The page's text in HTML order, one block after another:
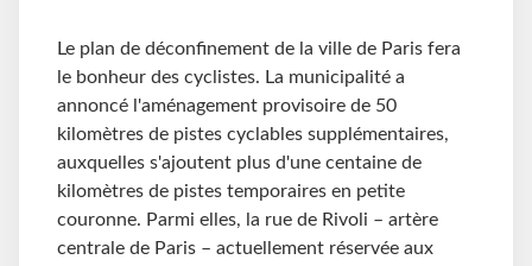
Le plan de déconfinement de la ville de Paris fera
le bonheur des cyclistes. La municipalité a
annoncé l'aménagement provisoire de 50
kilomètres de pistes cyclables supplémentaires,
auxquelles s'ajoutent plus d'une centaine de
kilomètres de pistes temporaires en petite
couronne. Parmi elles, la rue de Rivoli – artère
centrale de Paris – actuellement réservée aux